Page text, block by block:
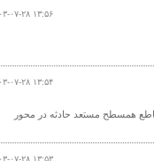
۱۴۰۳-۰۷-۲۸
۱۴۰۳-۰۷-۲۸
همسطح مستعد حادثه در محور
۱۴۰۳-۰۷-۲۸